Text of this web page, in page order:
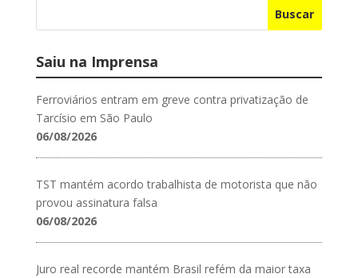
Buscar
Saiu na Imprensa
Ferroviários entram em greve contra privatização de
Tarcísio em São Paulo
06/08/2026
TST mantém acordo trabalhista de motorista que não
provou assinatura falsa
06/08/2026
Juro real recorde mantém Brasil refém da maior taxa